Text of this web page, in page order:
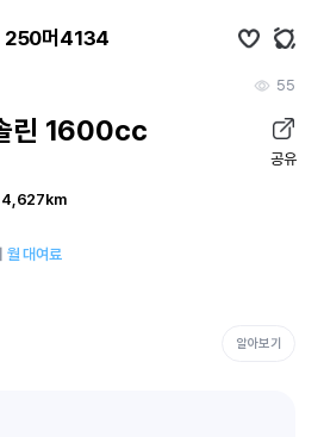
250머4134
55
린 1600cc
공유
4,627km
월 대여료
알아보기